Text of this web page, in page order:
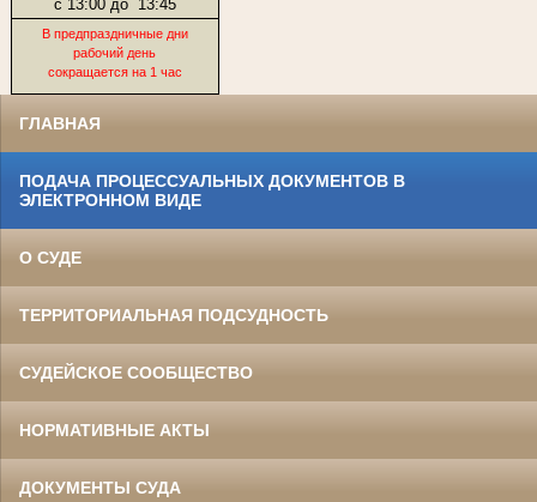
с 13:00 до 13:45
В предпраздничные дни
рабочий день
сокращается на 1 час
ГЛАВНАЯ
ПОДАЧА ПРОЦЕССУАЛЬНЫХ ДОКУМЕНТОВ В
ЭЛЕКТРОННОМ ВИДЕ
О СУДЕ
ТЕРРИТОРИАЛЬНАЯ ПОДСУДНОСТЬ
СУДЕЙСКОЕ СООБЩЕСТВО
НОРМАТИВНЫЕ АКТЫ
ДОКУМЕНТЫ СУДА